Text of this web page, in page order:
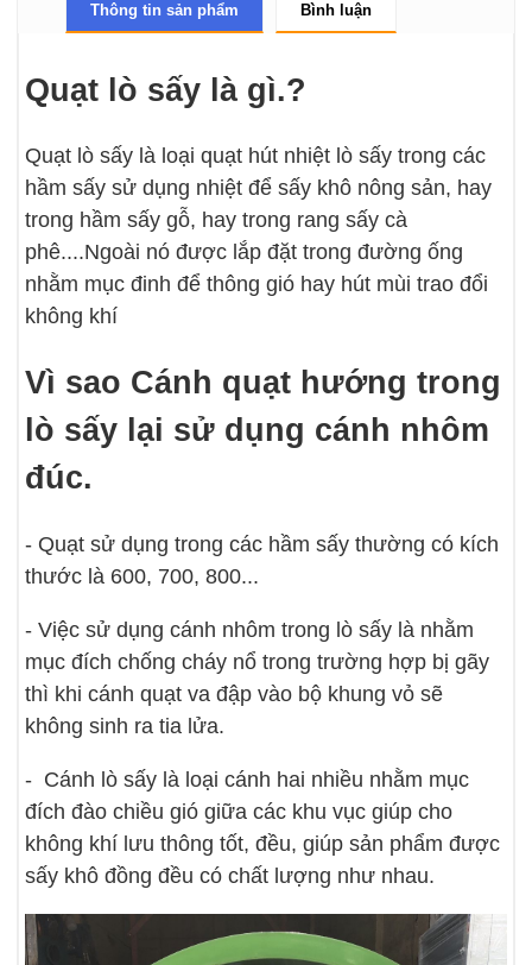
Thông tin sản phẩm Bình luận
Quạt lò sấy là gì.?
Quạt lò sấy là loại quạt hút nhiệt lò sấy trong các
hầm sấy sử dụng nhiệt để sấy khô nông sản, hay
trong hầm sấy gỗ, hay trong rang sấy cà
phê....Ngoài nó được lắp đặt trong đường ống
nhằm mục đinh để thông gió hay hút mùi trao đổi
không khí
Vì sao Cánh quạt hướng trong
lò sấy lại sử dụng cánh nhôm
đúc.
- Quạt sử dụng trong các hầm sấy thường có kích
thước là 600, 700, 800...
- Việc sử dụng cánh nhôm trong lò sấy là nhằm
mục đích chống cháy nổ trong trường hợp bị gãy
thì khi cánh quạt va đập vào bộ khung vỏ sẽ
không sinh ra tia lửa.
- Cánh lò sấy là loại cánh hai nhiều nhằm mục
đích đào chiều gió giữa các khu vục giúp cho
không khí lưu thông tốt, đều, giúp sản phẩm được
sấy khô đồng đều có chất lượng như nhau.